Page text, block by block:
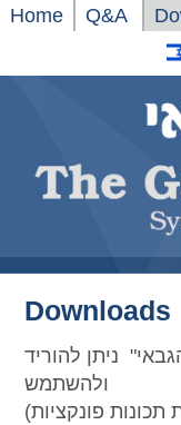
Home Q&A
Downloads
ניתן להוריד